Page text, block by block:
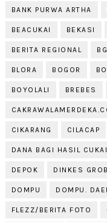
BANK PURWA ARTHA
BEACUKAI BEKASI
BERITA REGIONAL
BLORA BOGOR
BOYOLALI BREBES
CIKARANG CILACAP
DANA BAGI HASIL
DEPOK DINKES
DOMPU DOMPU.
FLEZZ/BERITA FOTO